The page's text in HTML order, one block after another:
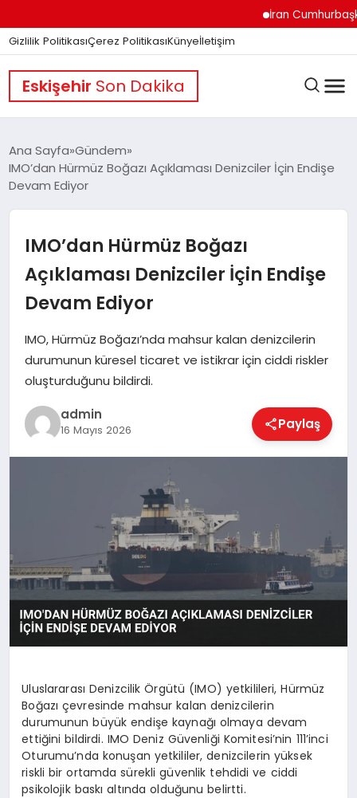
İran Cumhurbaşkanı
Gizlilik PolitikasıÇerez PolitikasıKünyeİletişim
Eskişehir Son Dakika
GÜNDEM
DÜNYA
EĞITIM
EKONOMI
MAGAZIN
TEKNOLOJI
Ana Sayfa Gündem
IMO’dan Hürmüz Boğazı Açıklaması Denizciler İçin Endişe
Devam Ediyor
IMO’dan Hürmüz Boğazı
Açıklaması Denizciler İçin Endişe
Devam Ediyor
IMO, Hürmüz Boğazı’nda mahsur kalan denizcilerin
durumunun küresel ticaret ve istikrar için ciddi riskler
oluşturduğunu bildirdi.
admin
16 Mayıs 2026 Paylaş
Uluslararası Denizcilik Örgütü (IMO) yetkilileri, Hürmüz
Boğazı çevresinde mahsur kalan denizcilerin
durumunun büyük endişe kaynağı olmaya devam
ettiğini bildirdi. IMO Deniz Güvenliği Komitesi’nin 111’inci
Oturumu’nda konuşan yetkililer, denizcilerin yüksek
riskli bir ortamda sürekli güvenlik tehdidi ve ciddi
psikolojik baskı altında olduğunu belirtti.